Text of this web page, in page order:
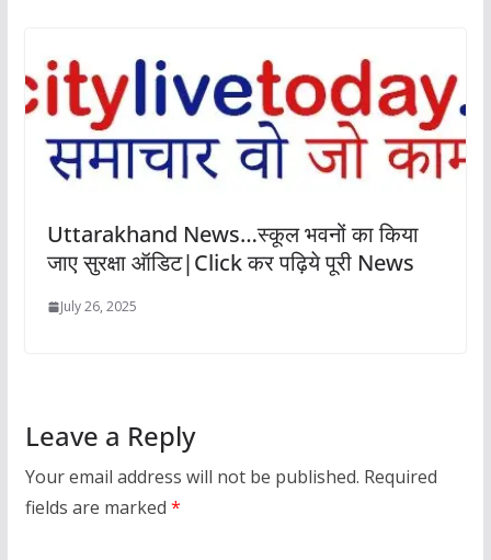
Uttarakhand News…स्कूल भवनों का किया
जाए सुरक्षा ऑडिट|Click कर पढ़िये पूरी News
July 26, 2025
Leave a Reply
Your email address will not be published. Required
fields are marked *